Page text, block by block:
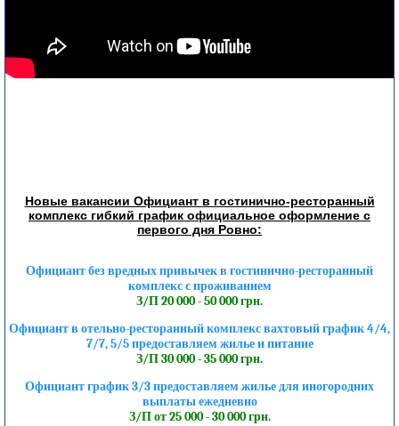
Новые вакансии Официант в гостинично-ресторанный
комплекс гибкий график официальное оформление с
первого дня Ровно:
Официант без вредных привычек в гостинично-ресторанный
комплекс с проживанием
З/П 20 000 - 50 000 грн.
Официант в отельно-ресторанный комплекс вахтовый график 4/4,
7/7, 5/5 предоставляем жилье и питание
З/П 30 000 - 35 000 грн.
Официант график 3/3 предоставляем жилье для иногородних
выплаты ежедневно
З/П от 25 000 - 30 000 грн.